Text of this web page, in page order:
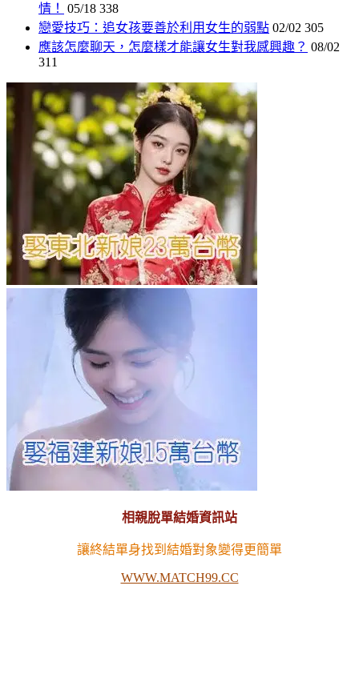
情！
05/18 338
戀愛技巧：追女孩要善於利用女生的弱點 02/02 305
應該怎麼聊天，怎麼樣才能讓女生對我感興趣？ 08/02
311
相親脫單結婚資訊站
讓終結單身找到結婚對象變得更簡單
WWW.MATCH99.CC